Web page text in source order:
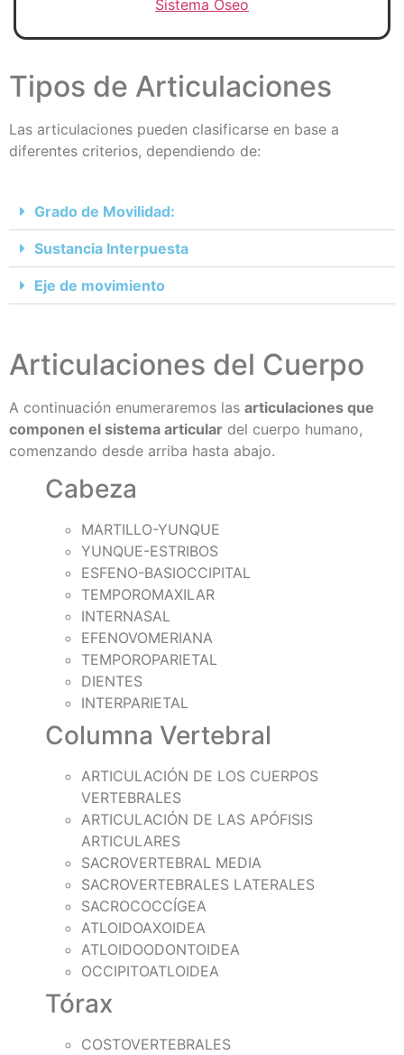
Sistema Óseo
Tipos de Articulaciones
Las articulaciones pueden clasificarse en base a
diferentes criterios, dependiendo de:
Grado de Movilidad:
Sustancia Interpuesta
Eje de movimiento
Articulaciones del Cuerpo
A continuación enumeraremos las articulaciones que
componen el sistema articular del cuerpo humano,
comenzando desde arriba hasta abajo.
Cabeza
MARTILLO-YUNQUE
YUNQUE-ESTRIBOS
ESFENO-BASIOCCIPITAL
TEMPOROMAXILAR
INTERNASAL
EFENOVOMERIANA
TEMPOROPARIETAL
DIENTES
INTERPARIETAL
Columna Vertebral
ARTICULACIÓN DE LOS CUERPOS
VERTEBRALES
ARTICULACIÓN DE LAS APÓFISIS
ARTICULARES
SACROVERTEBRAL MEDIA
SACROVERTEBRALES LATERALES
SACROCOCCÍGEA
ATLOIDOAXOIDEA
ATLOIDOODONTOIDEA
OCCIPITOATLOIDEA
Tórax
COSTOVERTEBRALES